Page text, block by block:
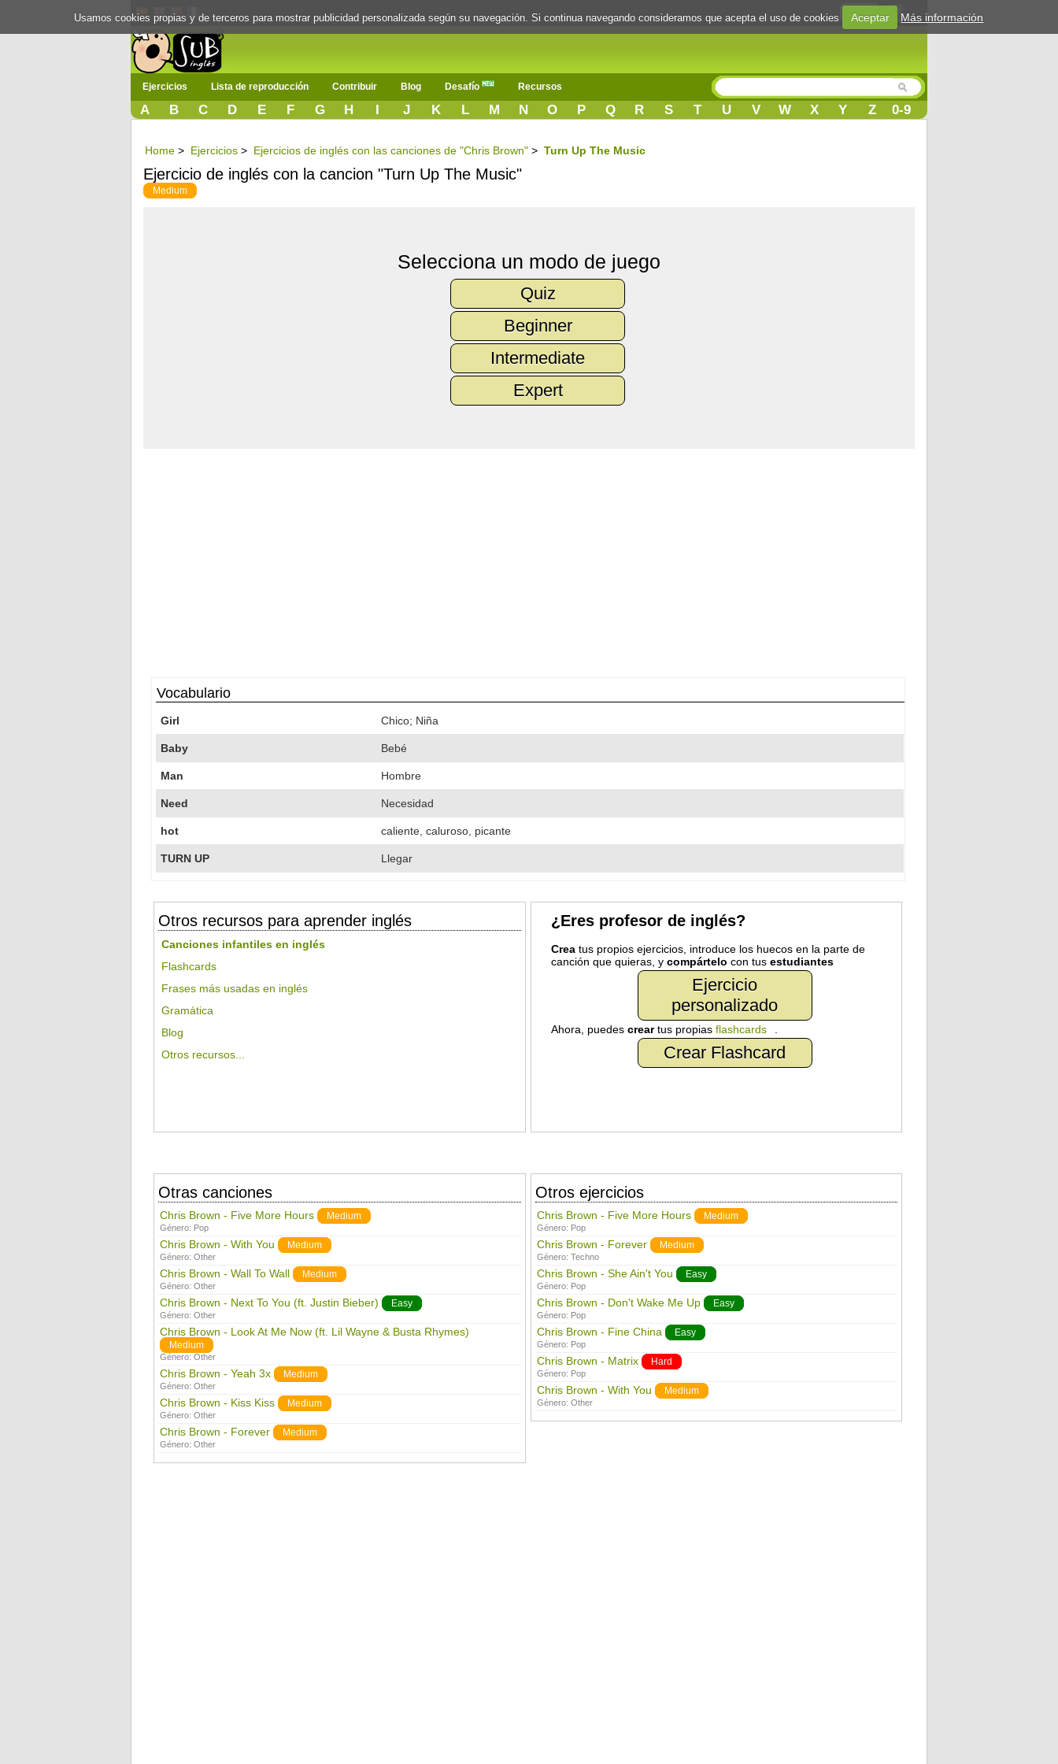
Login
Ejercicios Lista de reproducción Contribuir Blog Desafío Recursos
A B C D E F G H I J K L M N O P Q R S T U V W X Y Z 0-9
Home > Ejercicios > Ejercicios de inglés con las canciones de "Chris Brown" > Turn Up The Music
Ejercicio de inglés con la cancion "Turn Up The Music"
Medium
Selecciona un modo de juego
Quiz
Beginner
Intermediate
Expert
Vocabulario
Girl Chico; Niña
Baby Bebé
Man Hombre
Need Necesidad
hot caliente, caluroso, picante
TURN UP Llegar
Otros recursos para aprender inglés
Canciones infantiles en inglés
Flashcards
Frases más usadas en inglés
Gramática
Blog
Otros recursos...
¿Eres profesor de inglés?
Creatus propios ejercicios, introduce los huecos en la parte de
canción que quieras, y compártelo con tus estudiantes
Ejercicio
personalizado
Ahora, puedes creartus propias flashcards
Crear Flashcard
Otras canciones
Chris Brown - Five More Hours Medium
Género: Pop
Chris Brown - With You Medium
Género: Other
Chris Brown - Wall To Wall Medium
Género: Other
Chris Brown - Next To You (ft. Justin Bieber) Easy
Género: Other
Chris Brown - Look At Me Now (ft. Lil Wayne & Busta Rhymes)
Medium
Género: Other
Chris Brown - Yeah 3x Medium
Género: Other
Chris Brown - Kiss Kiss Medium
Género: Other
Chris Brown - Forever Medium
Género: Other
Otros ejercicios
Chris Brown - Five More Hours Medium
Género: Pop
Chris Brown - Forever Medium
Género: Techno
Chris Brown - She Ain't You Easy
Género: Pop
Chris Brown - Don't Wake Me Up Easy
Género: Pop
Chris Brown - Fine China Easy
Género: Pop
Chris Brown - Matrix Hard
Género: Pop
Chris Brown - With You Medium
Género: Other
Usamos cookies propias y de terceros para mostrar publicidad personalizada según su navegación. Si continua navegando consideramos que acepta el uso de cookies Aceptar Más información